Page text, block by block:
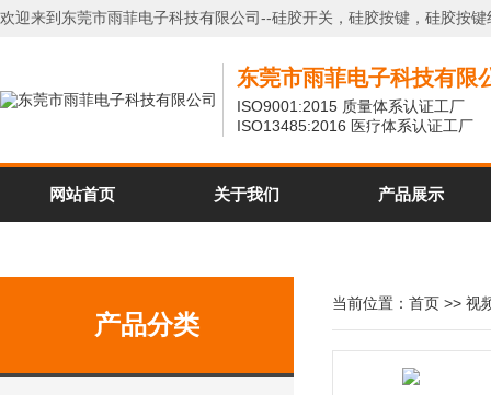
欢迎来到东莞市雨菲电子科技有限公司--硅胶开关，硅胶按键，硅胶按
东莞市雨菲电子科技有限
ISO9001:2015 质量体系认证工厂
ISO13485:2016 医疗体系认证工厂
网站首页 关于我们 产品展示
产品分类
当前位置： 首页 >> 视